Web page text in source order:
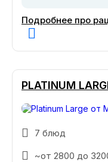
Подробнее про
PLATINUM
7 блюд
~от 2800 до